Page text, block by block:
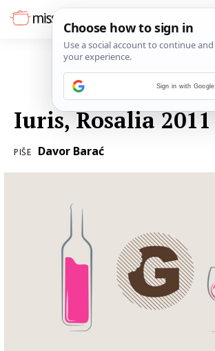
Iuris, Rosalia 2011
PIŠE Davor Barać
Sign in with Google